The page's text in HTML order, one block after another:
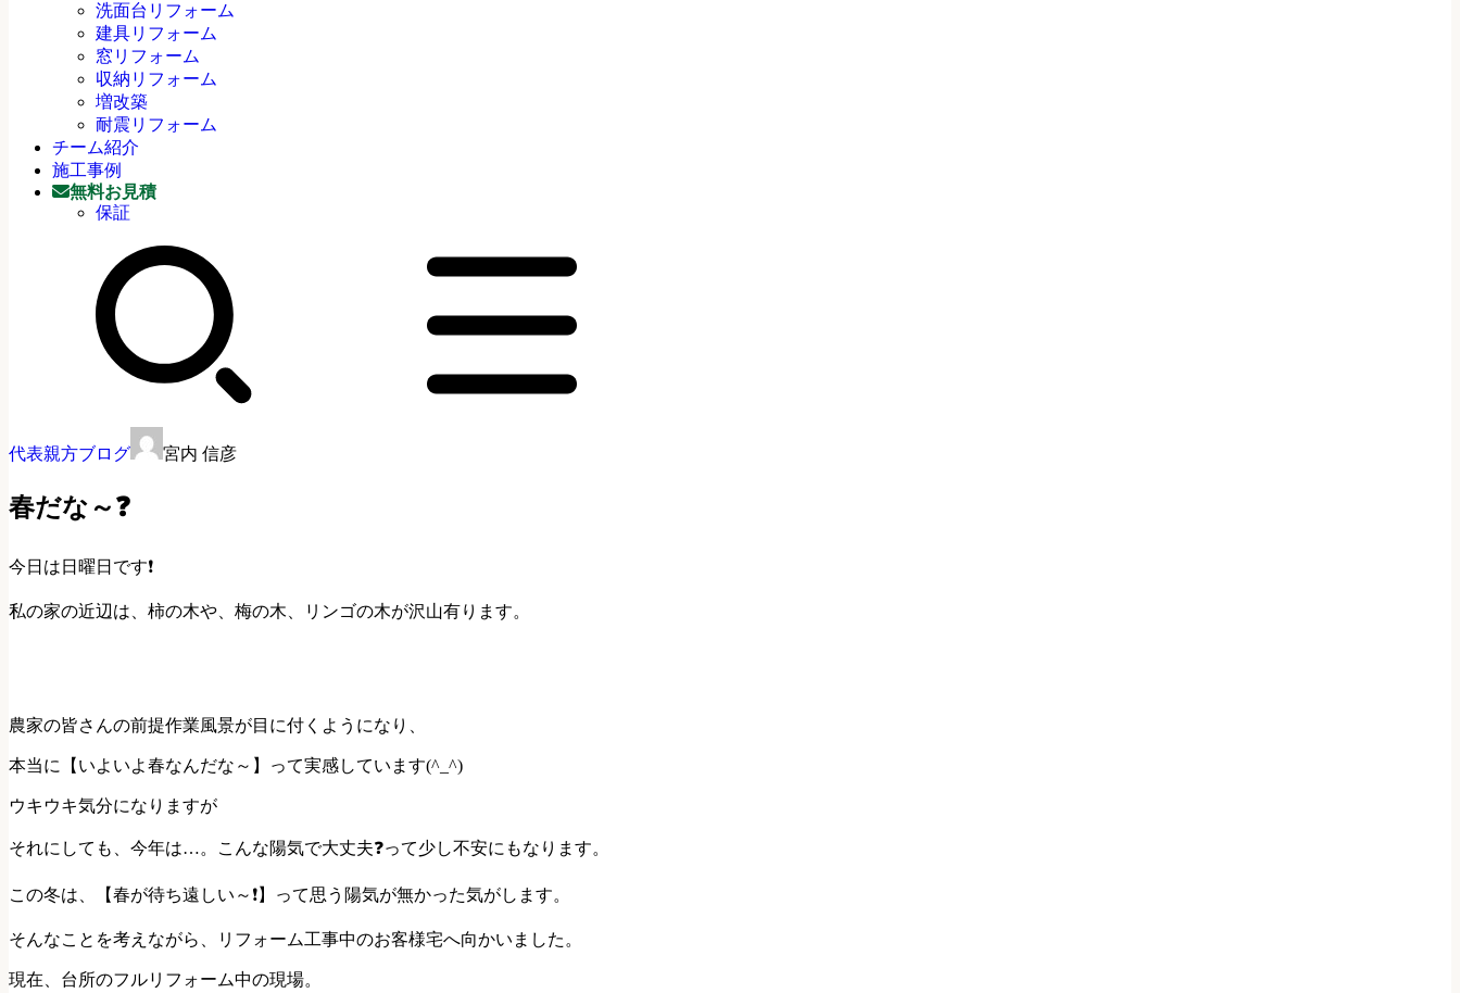
洗面台リフォーム
建具リフォーム
窓リフォーム
収納リフォーム
増改築
耐震リフォーム
チーム紹介
施工事例
無料お見積
保証
代表親方ブログ 宮内 信彦
春だな～❓
今日は日曜日です❗
私の家の近辺は、柿の木や、梅の木、リンゴの木が沢山有ります。
農家の皆さんの前提作業風景が目に付くようになり、
本当に【いよいよ春なんだな～】って実感しています(^_^)
ウキウキ気分になりますが
それにしても、今年は…。こんな陽気で大丈夫❓って少し不安にもなります。
この冬は、【春が待ち遠しい～❗】って思う陽気が無かった気がします。
そんなことを考えながら、リフォーム工事中のお客様宅へ向かいました。
現在、台所のフルリフォーム中の現場。